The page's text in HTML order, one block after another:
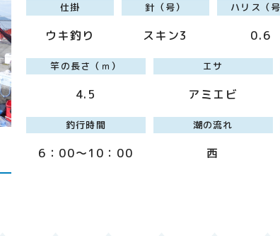
仕掛
ウキ釣り
針（号）
スキン3
ハリス（号
0.6
竿の長さ（ｍ）
4.5
エサ
アミエビ
釣行時間
6：00～10：00
潮の流れ
西